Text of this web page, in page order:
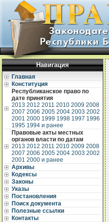
Навигация
Главная
Конституция
Республиканское право по
дате принятия
2013 2012 2011 2010 2009 2008
2007 2006 2005 2004 2003 2002
2001 2000 1999 1998 1997 1996
1995 1994 и ранее
Правовые акты местных
органов власти по датам
2013 2012 2011 2010 2009 2008
2007 2006 2005 2004 2003 2002
2001 2000 и ранее
Архивы
Кодексы
Законы
Указы
Постановления
Поиск документа
Полезные ссылки
Контакты